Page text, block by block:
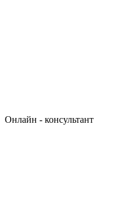
Онлайн - консультант